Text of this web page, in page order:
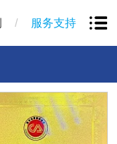
/ 服务支持